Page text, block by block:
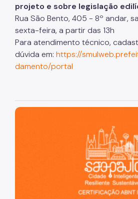
projeto e sobre legislação
Rua São Bento, 405 - 8º andar,
sexta-feira, a partir das 13h
Para atendimento técnico,
dúvida em: https://
damento/portal
São Paulo, cidade inteligente,